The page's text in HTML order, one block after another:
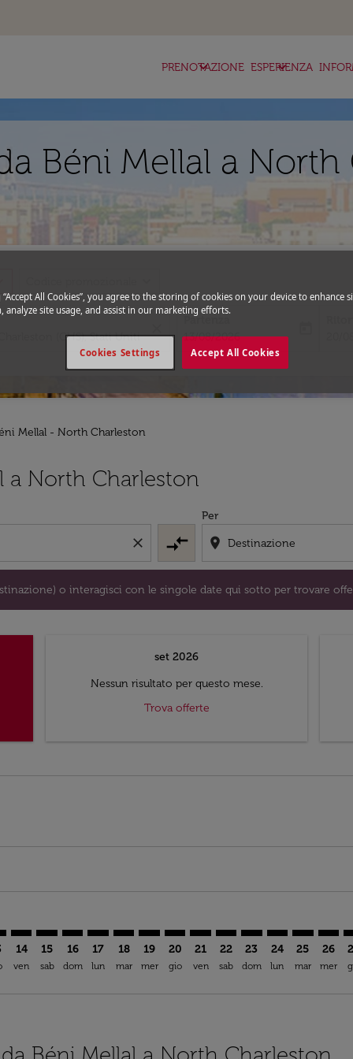
PRENOTAZIONE
keyboard_arrow_down ESPERIENZA
keyboard_arrow_down
Béni Mellal a
Partenza
fc-booking-departure-date-aria-
13/08/2026
fc-
Mellal - North Charleston
a North Charleston
close compare_arrows
Per
location_on
o interagisci con le singole date qui sotto per trovare
destinazione) o interagisci con le singole date qui sotto
set 2026
Nessun risultato per questo mese.
Trova offerte
14
ven
15
sab
16
dom
17
lun
18
mar
19
mer
BEM–CHS: cmp-view-offers-
20
gio
BEM–CHS: cmp-view-
21
ven
BEM–CHS: cmp-view-
22
sab
BEM–CHS: cmp-
23
dom
BEM–CHS:
24
lun
25
mar
26
mer
“Accept All Cookies”, you agree to the storing of cookies on your device to enhance
analyze site usage, and assist in our marketing efforts.
Accept All Cookies
Cookies Settings